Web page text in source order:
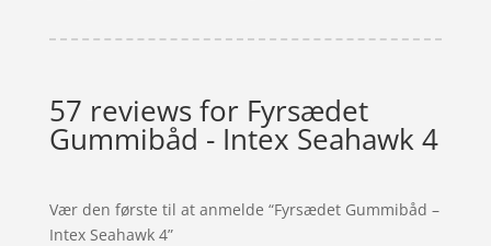
57 reviews for Fyrsædet
Gummibåd - Intex Seahawk 4
Vær den første til at anmelde “Fyrsædet Gummibåd –
Intex Seahawk 4”